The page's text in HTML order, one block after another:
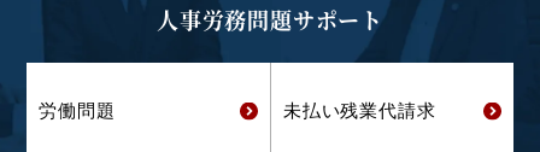
人事労務問題サポート
労働問題 未払い残業代請求